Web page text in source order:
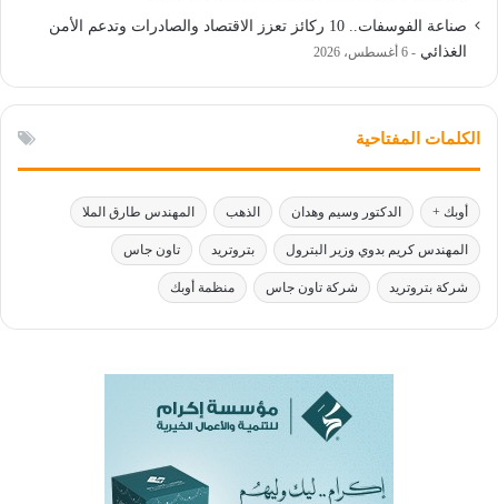
صناعة الفوسفات.. 10 ركائز تعزز الاقتصاد والصادرات وتدعم الأمن
الغذائي
6 أغسطس، 2026
الكلمات المفتاحية
أوبك + الدكتور وسيم وهدان الذهب المهندس طارق الملا
المهندس كريم بدوي وزير البترول بتروتريد تاون جاس
شركة بتروتريد شركة تاون جاس منظمة أوبك